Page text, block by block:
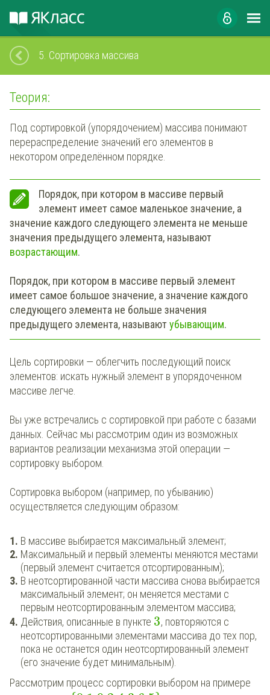
5. Сортировка массива
Теория:
Под сортировкой (упорядочением) массива понимают
перераспределение значений его элементов в
некотором определённом порядке.
Порядок, при котором в массиве первый
элемент имеет самое маленькое значение, а
значение каждого следующего элемента не меньше
значения предыдущего элемента, называют
возрастающим.
Порядок, при котором в массиве первый элемент
имеет самое большое значение, а значение каждого
следующего элемента не больше значения
предыдущего элемента, называютубывающим.
Цель сортировки — облегчить последующий поиск
элементов: искать нужный элемент в упорядоченном
массиве легче.
Вы уже встречались с сортировкой при работе с базами
данных. Сейчас мы рассмотрим один из возможных
вариантов реализации механизма этой операции —
сортировку выбором.
Сортировка выбором (например, по убыванию)
осуществляется следующим образом:
В массиве выбирается максимальный элемент;
Максимальный и первый элементы меняются местами
(первый элемент считается отсортированным);
В неотсортированной части массива снова выбирается
максимальный элемент; он меняется местами с
первым неотсортированным элементом массива;
Действия, описанные в пункте 3, повторяются с
неотсортированными элементами массива до тех пор,
пока не останется один неотсортированный элемент
(его значение будет минимальным).
Рассмотрим процесс сортировки выбором на примере